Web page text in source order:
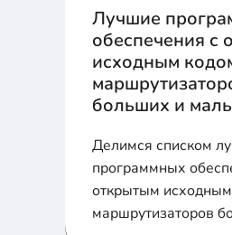
Лучшие
обеспечения с
исходным
больших и
Делимся списком
программных
открытым
маршрутизаторов